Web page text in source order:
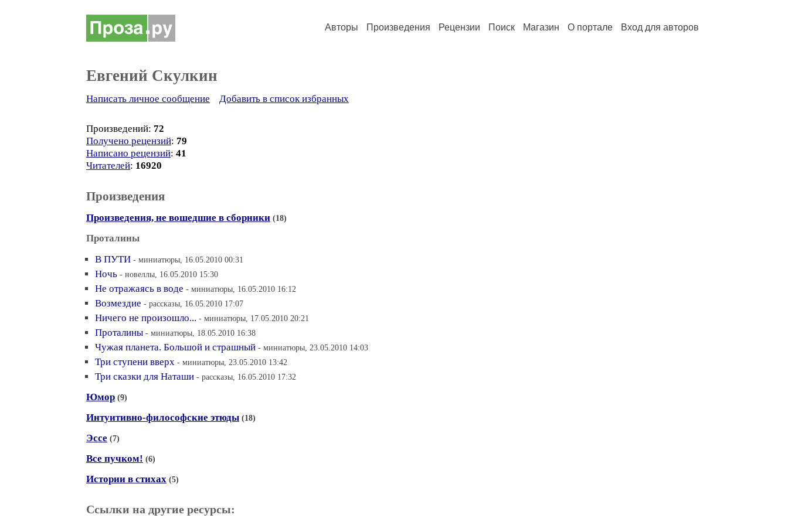
Авторы Произведения Рецензии Поиск Магазин О портале Вход для авторов
Евгений Скулкин
Написать личное сообщение Добавить в список избранных
Произведений: 72
Получено рецензий: 79
Написано рецензий: 41
Читателей: 16920
Произведения
Произведения, не вошедшие в сборники (18)
Проталины
В ПУТИ - миниатюры, 16.05.2010 00:31
Ночь - новеллы, 16.05.2010 15:30
Не отражаясь в воде - миниатюры, 16.05.2010 16:12
Возмездие - рассказы, 16.05.2010 17:07
Ничего не произошло... - миниатюры, 17.05.2010 20:21
Проталины - миниатюры, 18.05.2010 16:38
Чужая планета. Большой и страшный - миниатюры, 23.05.2010 14:03
Три ступени вверх - миниатюры, 23.05.2010 13:42
Три сказки для Наташи - рассказы, 16.05.2010 17:32
Юмор (9)
Интуитивно-философские этюды (18)
Эссе (7)
Все пучком! (6)
Истории в стихах (5)
Ссылки на другие ресурсы: